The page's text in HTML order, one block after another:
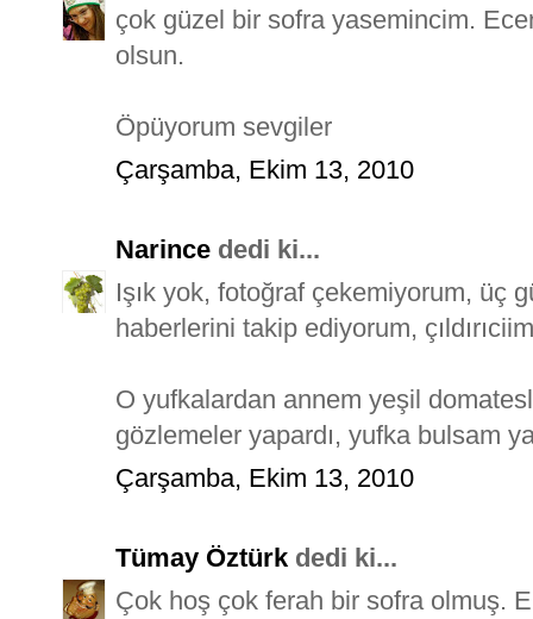
çok güzel bir sofra yasemincim.
olsun.
Öpüyorum sevgiler
Çarşamba, Ekim 13, 2010
Narince dedi ki...
Işık yok, fotoğraf çekemiyorum, üç
haberlerini takip ediyorum,
O yufkalardan annem yeşil
gözlemeler yapardı, yufka bulsam
Çarşamba, Ekim 13, 2010
Tümay Öztürk dedi ki...
Çok hoş çok ferah bir sofra olmuş.